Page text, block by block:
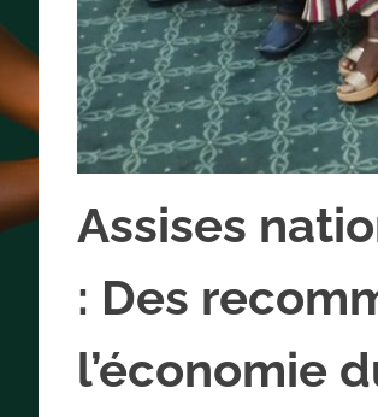
Assises
: Des
l’économie